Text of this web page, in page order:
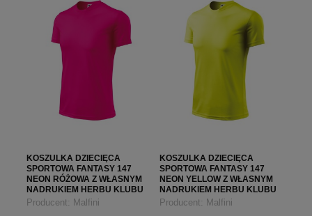
KOSZULKA DZIECIĘCA
SPORTOWA FANTASY 147
NEON RÓŻOWA Z WŁASNYM
NADRUKIEM HERBU KLUBU
Producent: Malfini
KOSZULKA DZIECIĘCA
SPORTOWA FANTASY 147
NEON YELLOW Z WŁASNYM
NADRUKIEM HERBU KLUBU
Producent: Malfini